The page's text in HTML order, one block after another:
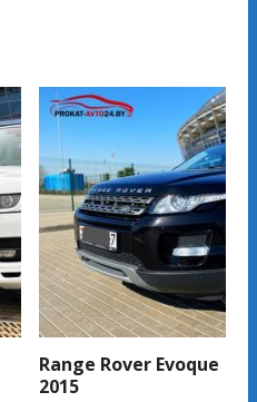
Range Rover Evoque
2015